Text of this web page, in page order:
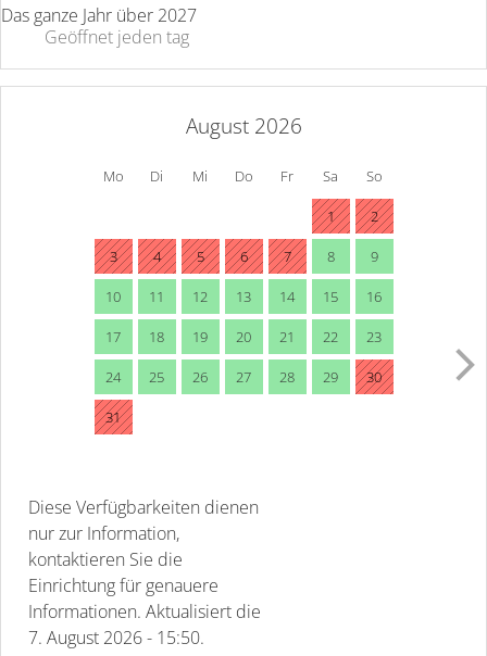
Das ganze Jahr über 2027
Geöffnet jeden tag
August 2026
Mo Di Mi Do Fr Sa So
1 2
3 4 5 6 7 8 9
10 11 12 13 14 15 16
17 18 19 20 21 22 23
24 25 26 27 28 29 30
31
Diese Verfügbarkeiten dienen
nur zur Information,
kontaktieren Sie die
Einrichtung für genauere
Informationen. Aktualisiert die
7. August 2026 - 15:50.